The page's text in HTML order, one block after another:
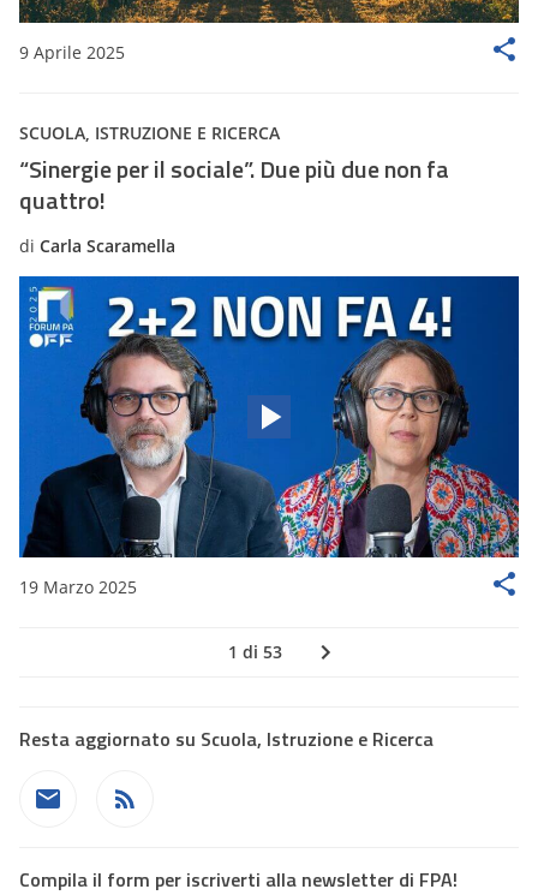
9 Aprile 2025
SCUOLA, ISTRUZIONE E RICERCA
“Sinergie per il sociale”. Due più due non fa
quattro!
di Carla Scaramella
19 Marzo 2025
1 di 53
Resta aggiornato su Scuola, Istruzione e Ricerca
Compila il form per iscriverti alla newsletter di FPA!